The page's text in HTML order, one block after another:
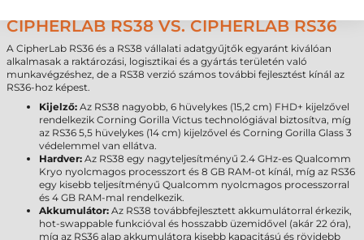
CIPHERLAB RS38 VS. CIPHERLAB RS36
A CipherLab RS36 és a RS38 vállalati adatgyűjtők egyaránt kiválóan
alkalmasak a raktározási, logisztikai és a gyártás területén való
munkavégzéshez, de a RS38 verzió számos további fejlesztést kínál az
RS36-hoz képest.
Kijelző: Az RS38 nagyobb, 6 hüvelykes (15,2 cm) FHD+ kijelzővel
rendelkezik Corning Gorilla Victus technológiával biztosítva, míg
az RS36 5,5 hüvelykes (14 cm) kijelzővel és Corning Gorilla Glass 3
védelemmel van ellátva.
Hardver: Az RS38 egy nagyteljesítményű 2.4 GHz-es Qualcomm
Kryo nyolcmagos processzort és 8 GB RAM-ot kínál, míg az RS36
egy kisebb teljesítményű Qualcomm nyolcmagos processzorral
és 4 GB RAM-mal rendelkezik.
Akkumulátor: Az RS38 továbbfejlesztett akkumulátorral érkezik,
hot-swappable funkcióval és hosszabb üzemidővel (akár 22 óra),
míg az RS36 alap akkumulátora kisebb kapacitású és rövidebb